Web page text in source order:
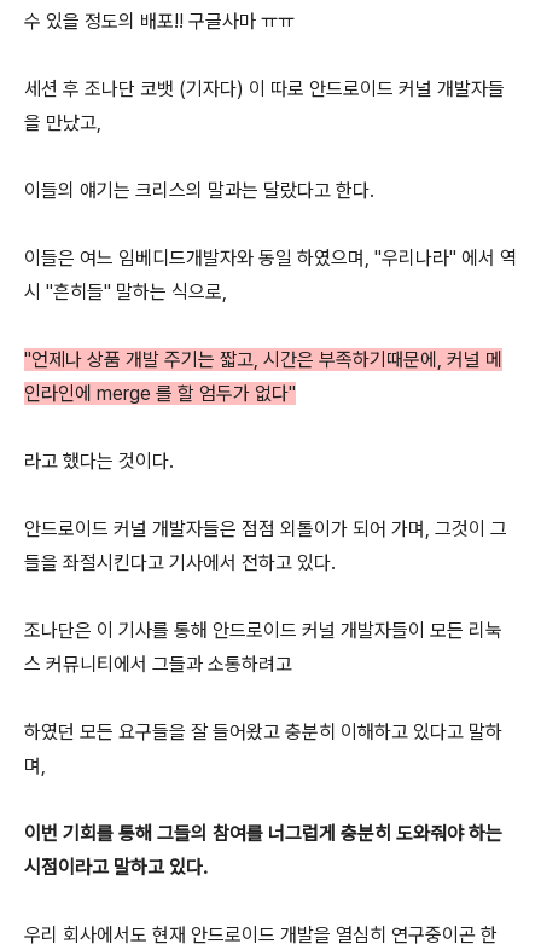
수 있을 정도의 배포!! 구글사마 ㅠㅠ
세션 후 조나단 코뱃 (기자다) 이 따로 안드로이드 커널 개발자들
을 만났고,
이들의 얘기는 크리스의 말과는 달랐다고 한다.
이들은 여느 임베디드개발자와 동일 하였으며, "우리나라" 에서 역
시 "흔히들" 말하는 식으로,
"언제나 상품 개발 주기는 짧고, 시간은 부족하기때문에, 커널 메
인라인에 merge 를 할 엄두가 없다"
라고 했다는 것이다.
안드로이드 커널 개발자들은 점점 외톨이가 되어 가며, 그것이 그
들을 좌절시킨다고 기사에서 전하고 있다.
조나단은 이 기사를 통해 안드로이드 커널 개발자들이 모든 리눅
스 커뮤니티에서 그들과 소통하려고
하였던 모든 요구들을 잘 들어왔고 충분히 이해하고 있다고 말하
며,
이번 기회를 통해 그들의 참여를 너그럽게 충분히 도와줘야 하는
시점이라고 말하고 있다.
우리 회사에서도 현재 안드로이드 개발을 열심히 연구중이곤 한